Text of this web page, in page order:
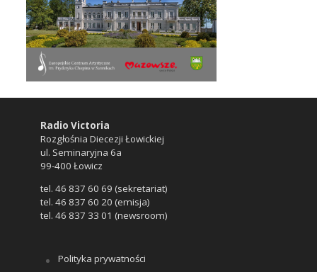
Radio Victoria
Rozgłośnia Diecezji Łowickiej
ul. Seminaryjna 6a
99-400 Łowicz
tel. 46 837 60 69 (sekretariat)
tel. 46 837 60 20 (emisja)
tel. 46 837 33 01 (newsroom)
Polityka prywatności